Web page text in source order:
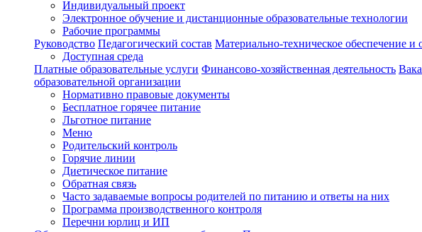
Индивидуальный проект
Электронное обучение и дистанционные образовательные технологии
Рабочие программы
Руководство Педагогический состав Материально-техническое обеспечение и
Доступная среда
Платные образовательные услуги Финансово-хозяйственная деятельность
образовательной организации
Нормативно правовые документы
Бесплатное горячее питание
Льготное питание
Меню
Родительский контроль
Горячие линии
Диетическое питание
Обратная связь
Часто задаваемые вопросы родителей по питанию и ответы на них
Программа производственного контроля
Перечни юрлиц и ИП